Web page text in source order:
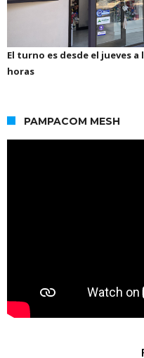
El turno es desde el jueves a
horas
PAMPACOM MESH